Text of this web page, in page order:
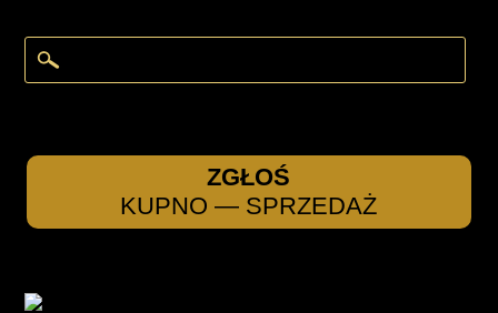
ZGŁOŚ
KUPNO — SPRZEDAŻ